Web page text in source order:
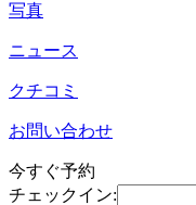
写真
ニュース
クチコミ
お問い合わせ
今すぐ予約
チェックイン: